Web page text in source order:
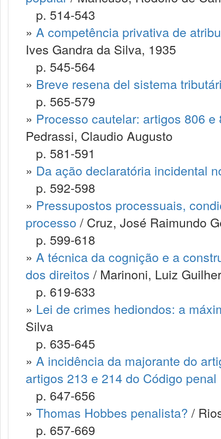
p. 514-543
» A competência privativa de
Ives Gandra da Silva, 1935
p. 545-564
» Breve resena del sistema
p. 565-579
» Processo cautelar: artigos 806
Pedrassi, Claudio Augusto
p. 581-591
» Da ação declaratória incidental
p. 592-598
» Pressupostos processuais,
processo / Cruz, José Raimundo
p. 599-618
» A técnica da cognição e a
dos direitos / Marinoni, Luiz
p. 619-633
» Lei de crimes hediondos: a
Silva
p. 635-645
» A incidência da majorante do
artigos 213 e 214 do Código penal
p. 647-656
» Thomas Hobbes penalista? /
p. 657-669